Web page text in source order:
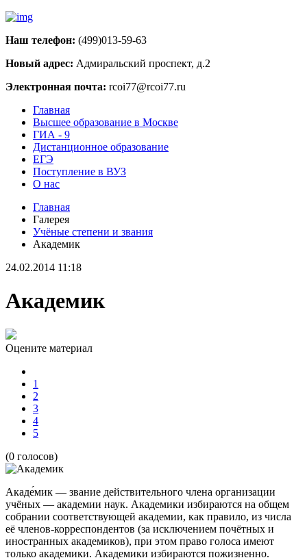
Наш телефон: (499)013-59-63
Новый адрес: Адмиральский проспект, д.2
Электронная почта: rcoi77@rcoi77.ru
Главная
Высшее образование в Москве
ГИА - 9
Дистанционное образование
ЕГЭ
Поступление в ВУЗ
О нас
Главная
Галерея
Учёные степени и звания
Академик
24.02.2014 11:18
Академик
Оцените материал
1
2
3
4
5
(0 голосов)
Акаде́мик — звание действительного члена организации
учёных — академии наук. Академики избираются на общем
собрании соответствующей академии, как правило, из числа
её членов-корреспондентов (за исключением почётных и
иностранных академиков), при этом право голоса имеют
только академики. Академики избираются пожизненно.